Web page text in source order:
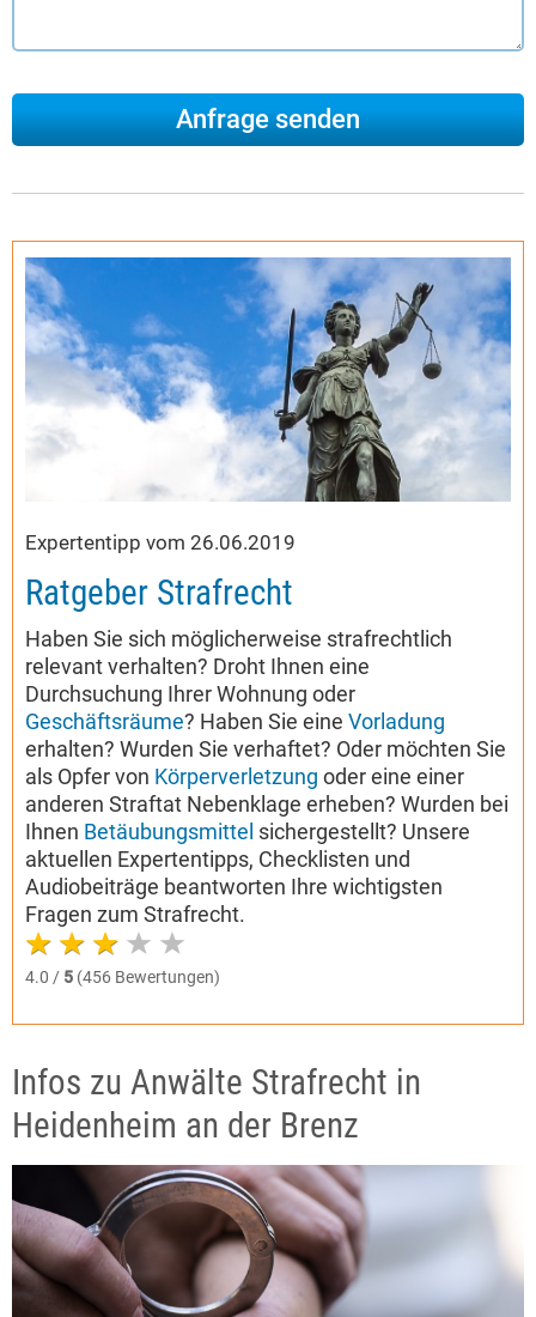
Expertentipp vom 26.06.2019
Ratgeber Strafrecht
Haben Sie sich möglicherweise strafrechtlich
relevant verhalten? Droht Ihnen eine
Durchsuchung Ihrer Wohnung oder
Geschäftsräume? Haben Sie eine Vorladung
erhalten? Wurden Sie verhaftet? Oder möchten Sie
als Opfer von Körperverletzung oder eine einer
anderen Straftat Nebenklage erheben? Wurden bei
Ihnen Betäubungsmittel sichergestellt? Unsere
aktuellen Expertentipps, Checklisten und
Audiobeiträge beantworten Ihre wichtigsten
Fragen zum Strafrecht.
4.0 / 5 (456 Bewertungen)
Infos zu Anwälte Strafrecht in
Heidenheim an der Brenz